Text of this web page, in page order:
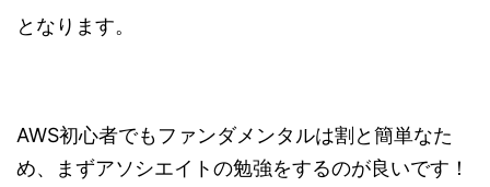
となります。
AWS初心者でもファンダメンタルは割と簡単なた
め、まずアソシエイトの勉強をするのが良いです！